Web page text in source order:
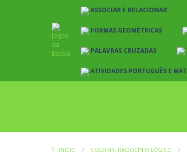
ASSOCIAR E RELACIONAR
FORMAS GEOMÉTRICAS
PALAVRAS CRUZADAS
ATIVIDADES PORTUGUÊS E
INÍCIO / COLORIR, RACIOCÍNIO LÓGICO /